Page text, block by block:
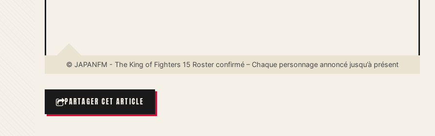
© JAPANFM - The King of Fighters 15 Roster confirmé – Chaque personnage annoncé jusqu’à présent
PARTAGER CET ARTICLE